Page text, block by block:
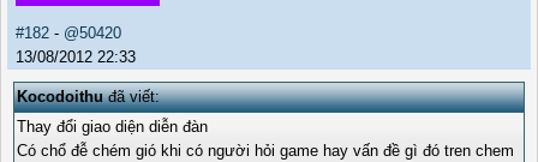
#182 - @50420
13/08/2012 22:33
Kocodoithuđã viết:
Thay đổi giao diện diễn đàn
Có chổ đễ chém gió khi có người hỏi game hay vấn đề gì đó tren chem